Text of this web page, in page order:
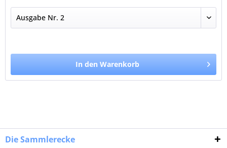
In den Warenkorb
Die Sammlerecke